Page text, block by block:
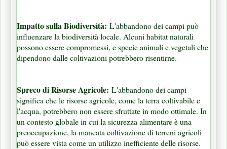
Impatto sulla Biodiversità: L'abbandono dei campi può
influenzare la biodiversità locale. Alcuni habitat naturali
possono essere compromessi, e specie animali e vegetali che
dipendono dalle coltivazioni potrebbero risentirne.
Spreco di Risorse Agricole: L'abbandono dei campi
significa che le risorse agricole, come la terra coltivabile e
l'acqua, potrebbero non essere sfruttate in modo ottimale. In
un contesto globale in cui la sicurezza alimentare è una
preoccupazione, la mancata coltivazione di terreni agricoli
può essere vista come un utilizzo inefficiente delle risorse.